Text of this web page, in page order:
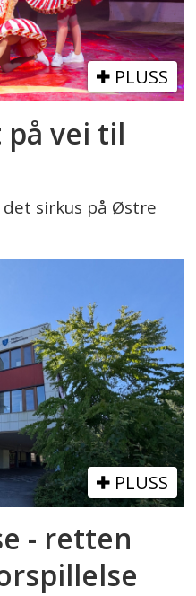
PLUSS
vei til
det sirkus på Østre
PLUSS
- retten